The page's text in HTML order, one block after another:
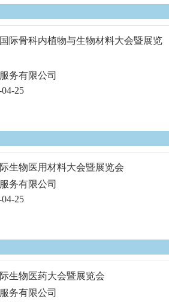
际骨科内植物与生物材料大会暨展览
务有限公司
25
生物医用材料大会暨展览会
务有限公司
25
生物医药大会暨展览会
务有限公司